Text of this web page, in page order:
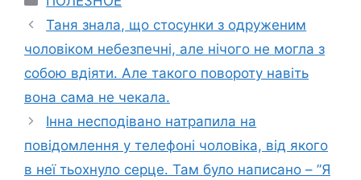
Таня знала, що стосунки з одруженим
чоловіком небезпечні, але нічого не могла з
собою вдіяти. Але такого повороту навіть
вона сама не чекала.
Інна несподівано натрапила на
повідомлення у телефоні чоловіка, від якого
в неї тьохнуло серце. Там було написано – ”Я